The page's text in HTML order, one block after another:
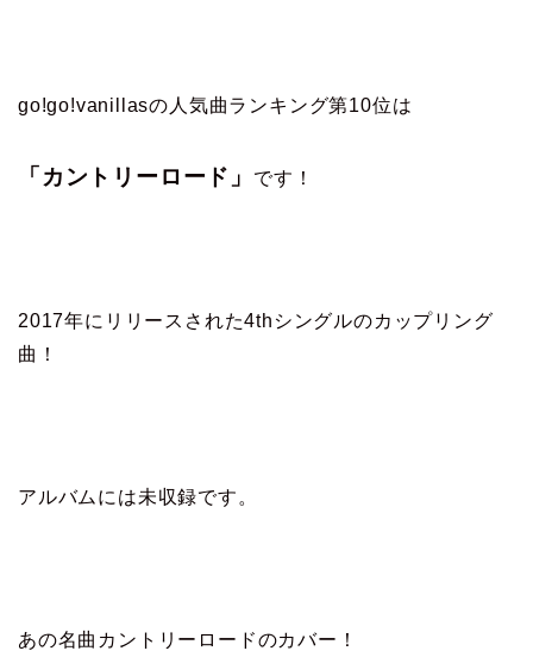
go!go!vanillasの人気曲ランキング第10位は
「カントリーロード」 です！
2017年にリリースされた4thシングルのカップリング
曲！
アルバムには未収録です。
あの名曲カントリーロードのカバー！